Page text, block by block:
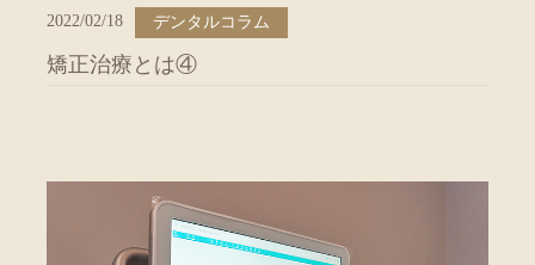
2022/02/18 デンタルコラム
矯正治療とは④